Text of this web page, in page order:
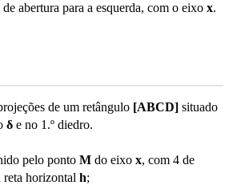
abertura para a esquerda, com o eixo x.
de um retângulo [ABCD]situado
δe no 1.º diedro.
pelo ponto Mdo eixo x, com 4 de
reta horizontal h;